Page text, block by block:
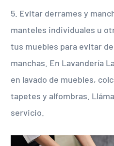
5. Evitar derrames y
manteles individuales u
tus muebles para evitar
manchas. En Lavandería
en lavado de muebles,
tapetes y alfombras.
servicio.